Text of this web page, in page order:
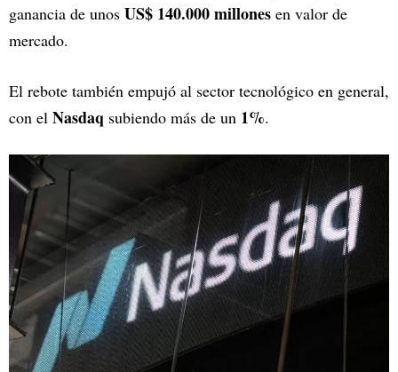
ganancia de unos US$ 140.000 millones en valor de
mercado.
El rebote también empujó al sector tecnológico en general,
con el Nasdaq subiendo más de un 1%.